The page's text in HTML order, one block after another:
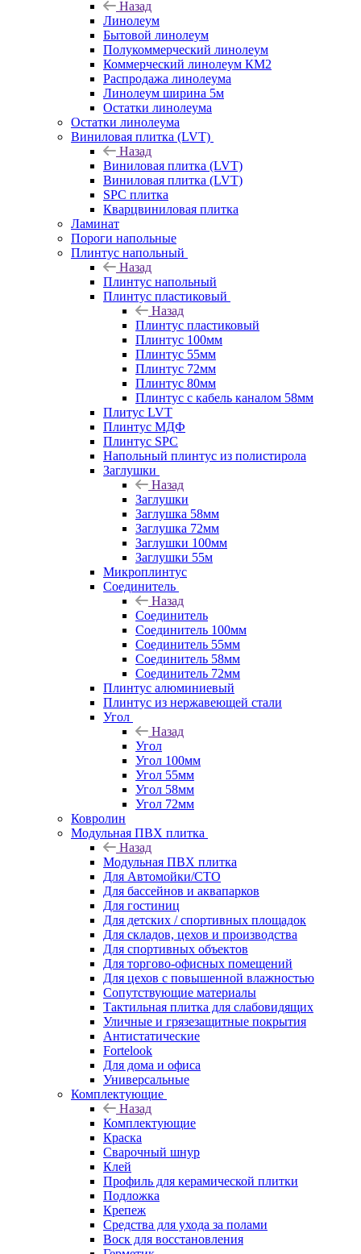
Назад
Линолеум
Бытовой линолеум
Полукоммерческий линолеум
Коммерческий линолеум КМ2
Распродажа линолеума
Линолеум ширина 5м
Остатки линолеума
Остатки линолеума
Виниловая плитка (LVT)
Назад
Виниловая плитка (LVT)
Виниловая плитка (LVT)
SPC плитка
Кварцвиниловая плитка
Ламинат
Пороги напольные
Плинтус напольный
Назад
Плинтус напольный
Плинтус пластиковый
Назад
Плинтус пластиковый
Плинтус 100мм
Плинтус 55мм
Плинтус 72мм
Плинтус 80мм
Плинтус с кабель каналом 58мм
Плитус LVT
Плинтус МДФ
Плинтус SPC
Напольный плинтус из полистирола
Заглушки
Назад
Заглушки
Заглушка 58мм
Заглушка 72мм
Заглушки 100мм
Заглушки 55м
Микроплинтус
Соединитель
Назад
Соединитель
Соединитель 100мм
Соединитель 55мм
Соединитель 58мм
Соединитель 72мм
Плинтус алюминиевый
Плинтус из нержавеющей стали
Угол
Назад
Угол
Угол 100мм
Угол 55мм
Угол 58мм
Угол 72мм
Ковролин
Модульная ПВХ плитка
Назад
Модульная ПВХ плитка
Для Автомойки/СТО
Для бассейнов и аквапарков
Для гостиниц
Для детских / спортивных площадок
Для складов, цехов и производства
Для спортивных объектов
Для торгово-офисных помещений
Для цехов с повышенной влажностью
Сопутствующие материалы
Тактильная плитка для слабовидящих
Уличные и грязезащитные покрытия
Антистатические
Fortelook
Для дома и офиса
Универсальные
Комплектующие
Назад
Комплектующие
Краска
Сварочный шнур
Клей
Профиль для керамической плитки
Подложка
Крепеж
Средства для ухода за полами
Воск для восстановления